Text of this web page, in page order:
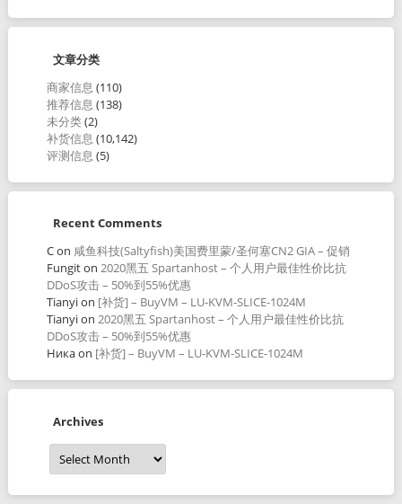
文章分类
商家信息 (110)
推荐信息 (138)
未分类(2)
补货信息 (10,142)
评测信息 (5)
Recent Comments
Con 咸鱼科技(Saltyfish)美国费里蒙/圣何塞CN2 GIA – 促销
Fungiton 2020黑五 Spartanhost – 个人用户最佳性价比抗
DDoS攻击 – 50%到55%优惠
Tianyion [补货] – BuyVM – LU-KVM-SLICE-1024M
Tianyion 2020黑五 Spartanhost – 个人用户最佳性价比抗
DDoS攻击 – 50%到55%优惠
Никаon [补货] – BuyVM – LU-KVM-SLICE-1024M
Archives
Archives